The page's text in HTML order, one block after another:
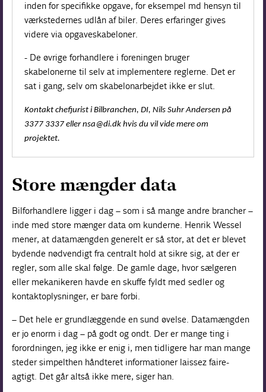
inden for specifikke opgave, for eksempel md hensyn til
værkstedernes udlån af biler. Deres erfaringer gives
videre via opgaveskabeloner.
- De øvrige forhandlere i foreningen bruger
skabelonerne til selv at implementere reglerne. Det er
sat i gang, selv om skabelonarbejdet ikke er slut.
Kontakt chefjurist i Bilbranchen, DI, Nils Suhr Andersen på
3377 3337 eller nsa@di.dk hvis du vil vide mere om
projektet.
Store mængder data
Bilforhandlere ligger i dag – som i så mange andre brancher –
inde med store mænger data om kunderne. Henrik Wessel
mener, at datamængden generelt er så stor, at det er blevet
bydende nødvendigt fra centralt hold at sikre sig, at der er
regler, som alle skal følge. De gamle dage, hvor sælgeren
eller mekanikeren havde en skuffe fyldt med sedler og
kontakt­oplysninger, er bare forbi.
– Det hele er grundlæggende en sund øvelse. Datamængden
er jo enorm i dag – på godt og ondt. Der er mange ting i
forordningen, jeg ikke er enig i, men tidligere har man mange
steder simpelthen håndteret informationer laissez faire-
agtigt. Det går altså ikke mere, siger han.